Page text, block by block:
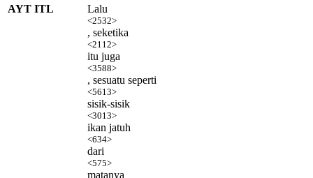
AYT ITL
Lalu
<2532>
, seketika
<2112>
itu juga
<3588>
, sesuatu seperti
<5613>
sisik-sisik
<3013>
ikan jatuh
<634>
dari
<575>
matanya